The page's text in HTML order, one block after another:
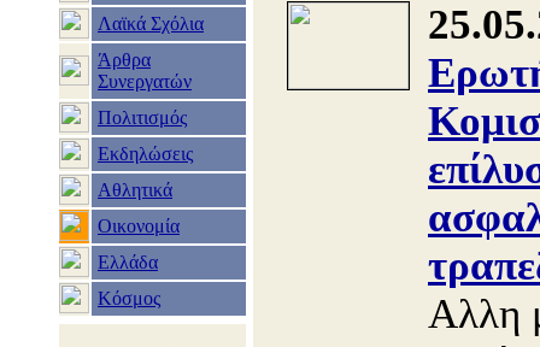
Λαϊκά Σχόλια
Άρθρα
Συνεργατών
Πολιτισμός
Εκδηλώσεις
Αθλητικά
Οικονομία
Ελλάδα
Κόσμος
Αλλη